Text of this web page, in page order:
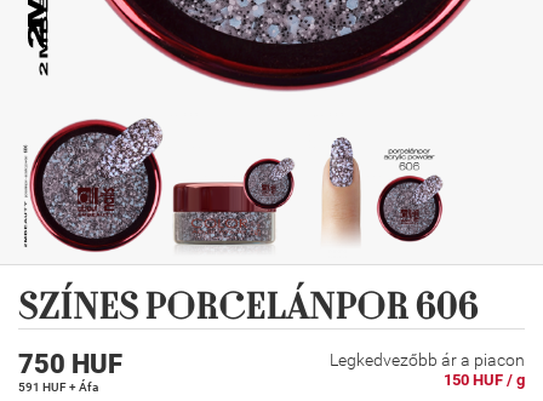
SZÍNES PORCELÁNPOR 606
Legkedvezőbb ár a piacon
150 HUF / g
750 HUF
591 HUF + Áfa